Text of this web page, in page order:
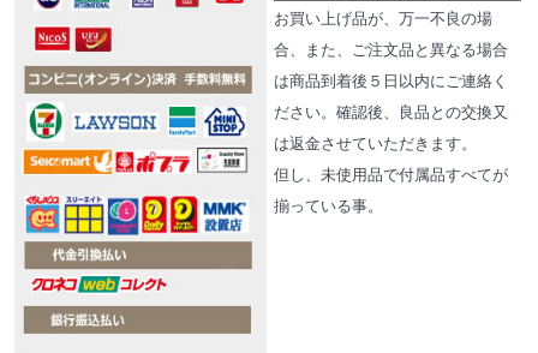
お買い上げ品が、万一不良の場
合、また、ご注文品と異なる場合
は商品到着後５日以内にご連絡く
ださい。確認後、良品との交換又
は返金させていただきます。
但し、未使用品で付属品すべてが
揃っている事。